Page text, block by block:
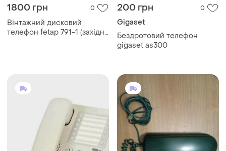
1800 грн 0
Вінтажний дисковий
телефон fetap 791-1 (західна
200 грн 0
Gigaset
Бездротовий телефон
gigaset as300